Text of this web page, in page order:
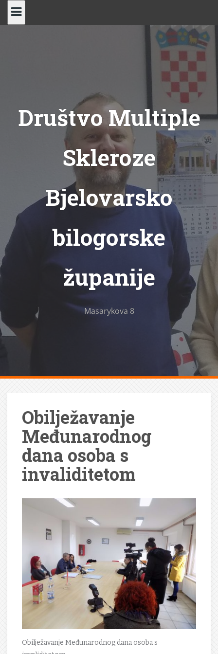
Skip
Društvo Multiple
Skleroze
Bjelovarsko
bilogorske
županije
Masarykova 8
Obilježavanje
Međunarodnog
dana osoba s
invaliditetom
Obilježavanje Međunarodnog dana osoba s